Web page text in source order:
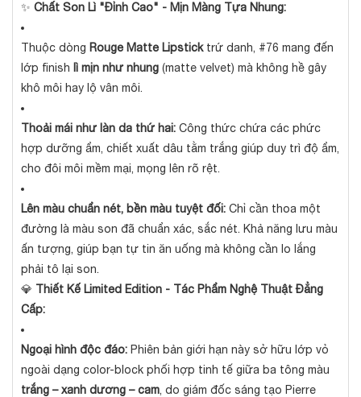
✨ Chất Son Lì "Đỉnh Cao" - Mịn Màng Tựa Nhung:
Thuộc dòng Rouge Matte Lipsticktrứ danh, #76 mang đến
lớp finish lì mịn như nhung (matte velvet) mà không hề gây
khô môi hay lộ vân môi.
Thoải mái như làn da thứ hai: Công thức chứa các phức
hợp dưỡng ẩm, chiết xuất dâu tằm trắng giúp duy trì độ ẩm,
cho đôi môi mềm mại, mọng lên rõ rệt.
Lên màu chuẩn nét, bền màu tuyệt đối: Chỉ cần thoa một
đường là màu son đã chuẩn xác, sắc nét. Khả năng lưu màu
ấn tượng, giúp bạn tự tin ăn uống mà không cần lo lắng
phải tô lại son.
💎 Thiết Kế Limited Edition - Tác Phẩm Nghệ Thuật Đẳng
Cấp:
Ngoại hình độc đáo: Phiên bản giới hạn này sở hữu lớp vỏ
ngoài dạng color-block phối hợp tinh tế giữa ba tông màu
trắng – xanh dương – cam, do giám đốc sáng tạo Pierre